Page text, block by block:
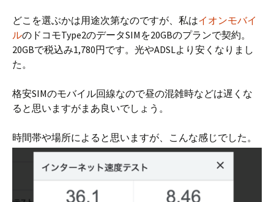
どこを選ぶかは用途次第なのですが、私はイオンモバイ
ルのドコモType2のデータSIMを20GBのプランで契約。
20GBで税込み1,780円です。光やADSLより安くなりまし
た。
格安SIMのモバイル回線なので昼の混雑時などは遅くな
ると思いますがまあ良いでしょう。
時間帯や場所によると思いますが、こんな感じでした。